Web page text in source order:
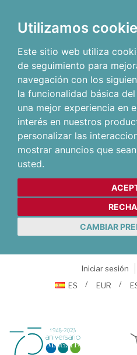
Utilizamos
Este sitio web utiliza
de seguimiento para
navegación con los
la funcionalidad básica
una mejor experiencia en
interés en nuestros
personalizar las
mostrar anuncios que
usted.
CAMBIAR
Iniciar sesión
ES
EUR